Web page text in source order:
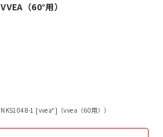
VVEA（60°用）
NKS1048-1 [vvea*]（vvea（60用））